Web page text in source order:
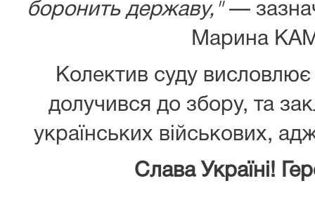
боронить державу,"—
Марина
Колектив суду висловлює
долучився до збору, та
українських військових,
Слава Україні!